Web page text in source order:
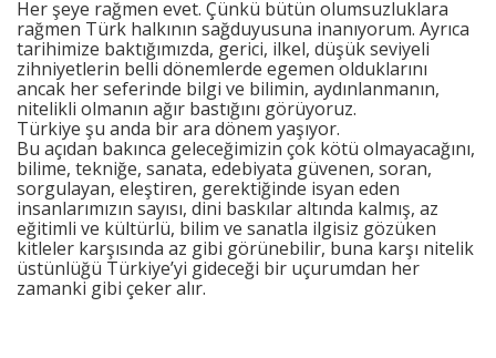
Her şeye rağmen evet. Çünkü bütün olumsuzluklara
rağmen Türk halkının sağduyusuna inanıyorum. Ayrıca
tarihimize baktığımızda, gerici, ilkel, düşük seviyeli
zihniyetlerin belli dönemlerde egemen olduklarını
ancak her seferinde bilgi ve bilimin, aydınlanmanın,
nitelikli olmanın ağır bastığını görüyoruz.
Türkiye şu anda bir ara dönem yaşıyor.
Bu açıdan bakınca geleceğimizin çok kötü olmayacağını,
bilime, tekniğe, sanata, edebiyata güvenen, soran,
sorgulayan, eleştiren, gerektiğinde isyan eden
insanlarımızın sayısı, dini baskılar altında kalmış, az
eğitimli ve kültürlü, bilim ve sanatla ilgisiz gözüken
kitleler karşısında az gibi görünebilir, buna karşı nitelik
üstünlüğü Türkiye’yi gideceği bir uçurumdan her
zamanki gibi çeker alır.